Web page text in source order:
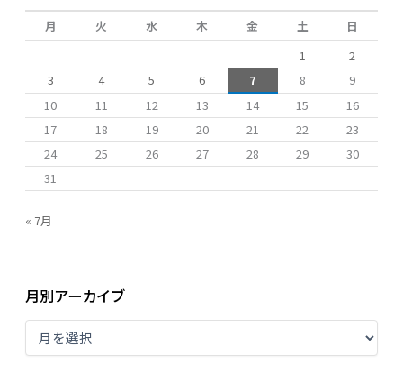
月
火 水 木 金 土
日
1
2
3
4 5 6 7 8
9
10
11 12 13 14 15
16
17
18 19 20 21 22
23
24
25 26 27 28 29
30
31
« 7月
月別アーカイブ